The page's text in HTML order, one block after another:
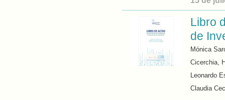
Libro
de
Mónica
Cicerchia,
Leonardo
Claudia